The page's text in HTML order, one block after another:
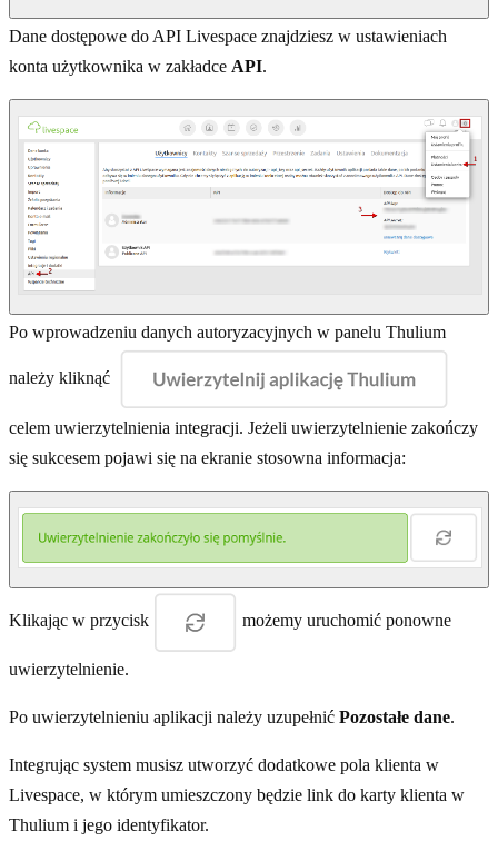
Dane dostępowe do API Livespace znajdziesz w ustawieniach
konta użytkownika w zakładce API.
Po wprowadzeniu danych autoryzacyjnych w panelu Thulium
należy kliknąć
celem uwierzytelnienia integracji. Jeżeli uwierzytelnienie zakończy
się sukcesem pojawi się na ekranie stosowna informacja:
Klikając w przycisk możemy uruchomić ponowne
uwierzytelnienie.
Po uwierzytelnieniu aplikacji należy uzupełnić Pozostałe dane.
Integrując system musisz utworzyć dodatkowe pola klienta w
Livespace, w którym umieszczony będzie link do karty klienta w
Thulium i jego identyfikator.